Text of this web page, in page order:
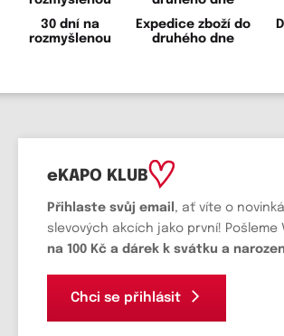
30 dní na
rozmyšlenou
Expedice zboží do
druhého dne
eKAPO KLUB
Přihlaste svůj email , ať víte o
slevových akcích jako první! Pošleme
na 100 Kč a dárek k svátku a
Chci se přihlásit